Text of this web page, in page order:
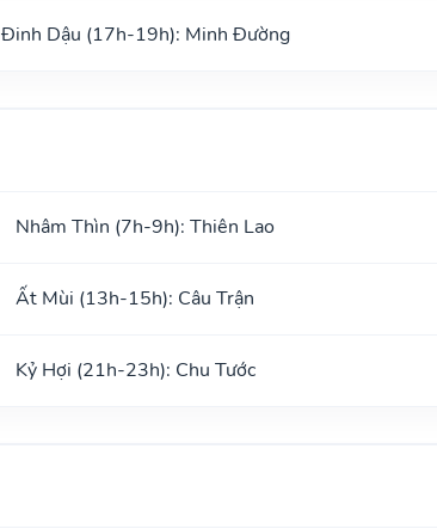
Đinh Dậu (17h-19h): Minh Đường
Nhâm Thìn (7h-9h): Thiên Lao
Ất Mùi (13h-15h): Câu Trận
Kỷ Hợi (21h-23h): Chu Tước